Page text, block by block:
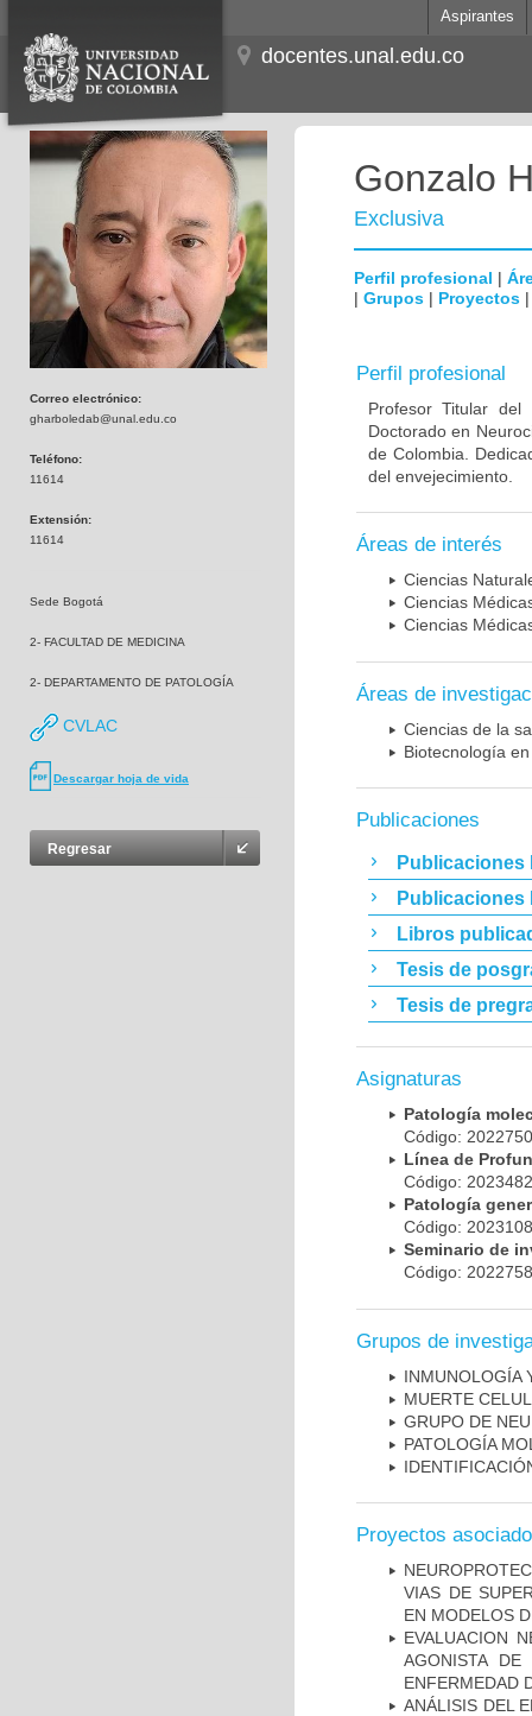
Aspirantes
docentes.unal.edu.co
Correo electrónico:
gharboledab@unal.edu.co
Teléfono:
11614
Extensión:
11614
Sede Bogotá
2- FACULTAD DE MEDICINA
2- DEPARTAMENTO DE PATOLOGÍA
CVLAC
Descargar hoja de vida
Regresar
Gonzalo
Exclusiva
Perfil profesional |
| Grupos | Proyectos
Perfil profesional
Profesor Titular
Doctorado en
de Colombia.
del envejecimiento.
Áreas de interés
Ciencias
Ciencias
Ciencias
Áreas de
Ciencias de la
Biotecnología
Publicaciones
Publicaciones
Publicaciones
Libros
Tesis de
Tesis de
Asignaturas
Patología
Código:
Línea de
Código:
Patología
Código:
Seminario de
Código:
Grupos de
INMUNOLOGÍA
MUERTE
GRUPO DE
PATOLOGÍA
Proyectos
VIAS DE
EN MODELOS
EVALUACION
AGONISTA
ENFERMEDAD
ANÁLISIS DEL